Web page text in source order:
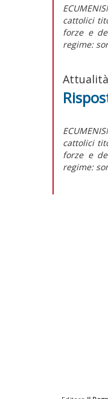
cattolici
forze e
regime:
cattolici
forze e
regime: